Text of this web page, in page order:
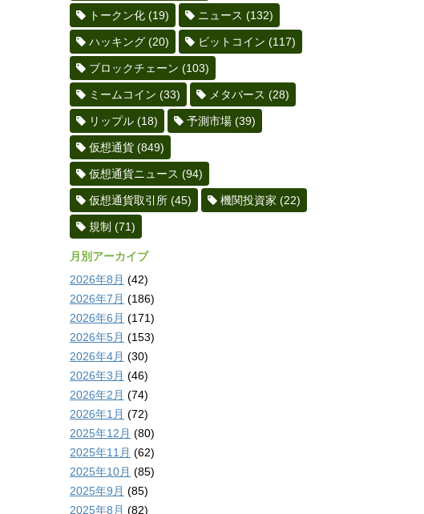
トークン化 (19) ニュース (132)
ハッキング (20) ビットコイン (117)
ブロックチェーン (103)
ミームコイン (33) メタバース (28)
リップル (18) 予測市場 (39)
仮想通貨 (849)
仮想通貨ニュース (94)
仮想通貨取引所 (45) 機関投資家 (22)
規制 (71)
月別アーカイブ
2026年8月 (42)
2026年7月 (186)
2026年6月 (171)
2026年5月 (153)
2026年4月 (30)
2026年3月 (46)
2026年2月 (74)
2026年1月 (72)
2025年12月 (80)
2025年11月 (62)
2025年10月 (85)
2025年9月 (85)
2025年8月 (82)